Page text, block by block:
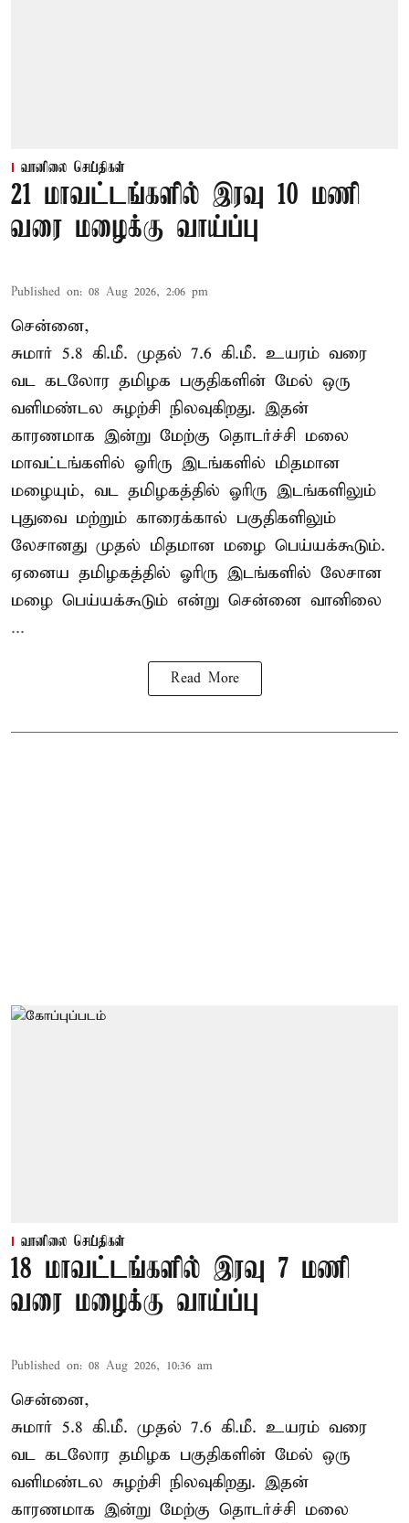
வானிலை செய்திகள்
21 மாவட்டங்களில் இரவு 10 மணி
வரை மழைக்கு வாய்ப்பு
Published on: 08 Aug 2026, 2:06 pm
சென்னை,
சுமார் 5.8 கி.மீ. முதல் 7.6 கி.மீ. உயரம் வரை
வட கடலோர தமிழக பகுதிகளின் மேல் ஒரு
வளிமண்டல சுழற்சி நிலவுகிறது. இதன்
காரணமாக இன்று மேற்கு தொடர்ச்சி மலை
மாவட்டங்களில் ஓரிரு இடங்களில் மிதமான
மழையும், வட தமிழகத்தில் ஓரிரு இடங்களிலும்
புதுவை மற்றும் காரைக்கால் பகுதிகளிலும்
லேசானது முதல் மிதமான மழை பெய்யக்கூடும்.
ஏனைய தமிழகத்தில் ஓரிரு இடங்களில் லேசான
மழை பெய்யக்கூடும் என்று சென்னை வானிலை
...
Read More
வானிலை செய்திகள்
18 மாவட்டங்களில் இரவு 7 மணி
வரை மழைக்கு வாய்ப்பு
Published on: 08 Aug 2026, 10:36 am
சென்னை,
சுமார் 5.8 கி.மீ. முதல் 7.6 கி.மீ. உயரம் வரை
வட கடலோர தமிழக பகுதிகளின் மேல் ஒரு
வளிமண்டல சுழற்சி நிலவுகிறது. இதன்
காரணமாக இன்று மேற்கு தொடர்ச்சி மலை